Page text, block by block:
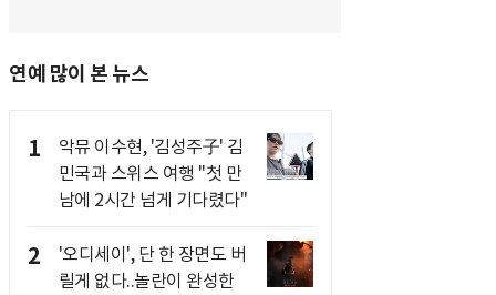
연예 많이 본 뉴스
1
악뮤 이수현, '김성주子' 김
민국과 스위스 여행 "첫 만
남에 2시간 넘게 기다렸다"
2
'오디세이', 단 한 장면도 버
릴게 없다..놀란이 완성한